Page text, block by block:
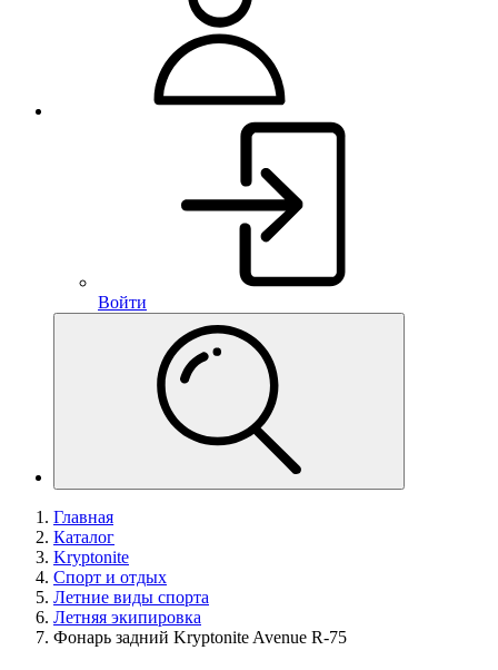
Войти
Главная
Каталог
Kryptonite
Спорт и отдых
Летние виды спорта
Летняя экипировка
Фонарь задний Kryptonite Avenue R-75